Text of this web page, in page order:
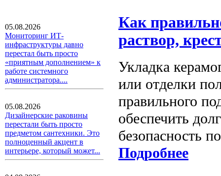
05.08.2026
Мониторинг ИТ-
инфраструктуры давно
перестал быть просто
«приятным дополнением» к
работе системного
администратора....
05.08.2026
Дизайнерские раковины
перестали быть просто
предметом сантехники. Это
полноценный акцент в
интерьере, который может...
Как
раствор,
Укладка
или отделки
правильного
обеспечить
безопасность
Подробнее